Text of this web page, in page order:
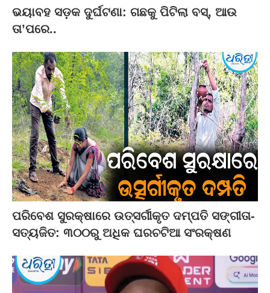
ଭୟାବହ ସଡ଼କ ଦୁର୍ଘଟଣା: ଗଛକୁ ପିଟିଲା ବସ୍‌, ଆଉ
ତା’ପରେ..
ପରିବେଶ ସୁରକ୍ଷାରେ ଉତ୍ସର୍ଗୀକୃତ ଦମ୍ପତି ସଙ୍ଗୀତା-
ସତ୍ୟଜିତ: ୩୦୦ରୁ ଅଧିକ ଘରଚଟିଆ ସଂରକ୍ଷଣ